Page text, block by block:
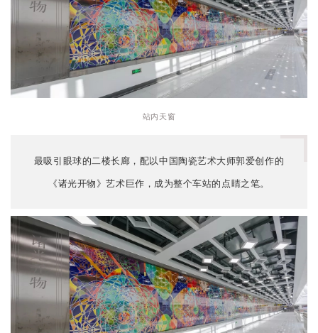
站内天窗
最吸引眼球的二楼长廊，配以中国陶瓷艺术大师郭爱创作的
《诸光开物》艺术巨作，成为整个车站的点睛之笔。